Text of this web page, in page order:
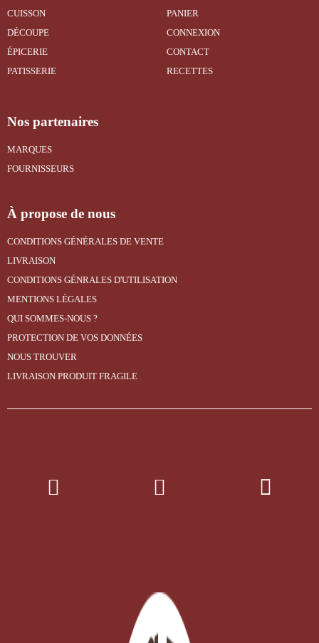
CUISSON
DÉCOUPE
ÉPICERIE
PATISSERIE
PANIER
CONNEXION
CONTACT
RECETTES
Nos partenaires
MARQUES
FOURNISSEURS
À propose de nous
CONDITIONS GÉNÉRALES DE VENTE
LIVRAISON
CONDITIONS GÉNRALES D'UTILISATION
MENTIONS LÉGALES
QUI SOMMES-NOUS ?
PROTECTION DE VOS DONNÉES
NOUS TROUVER
LIVRAISON PRODUIT FRAGILE